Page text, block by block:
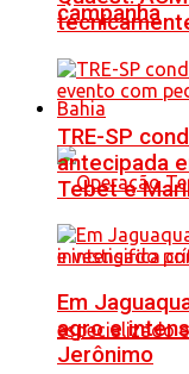
campanha
Bahia
TRE-SP
antecipada
Tebet e
Em
agro e
Jerônimo